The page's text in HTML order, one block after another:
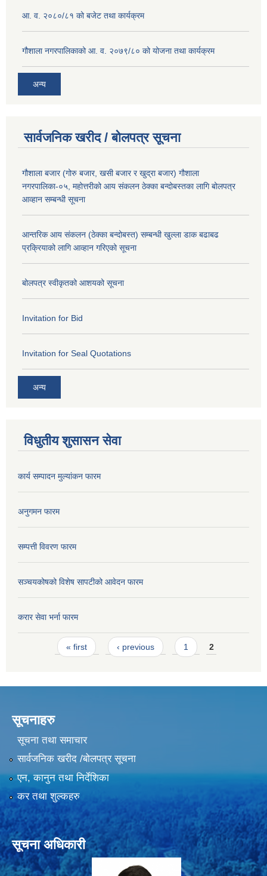
आ. व. २०८०/८१ को बजेट तथा कार्यक्रम
गौशाला नगरपालिकाको आ. व. २०७९/८० को योजना तथा कार्यक्रम
अन्य
सार्वजनिक खरीद / बोलपत्र सूचना
गौशाला बजार (गोरु बजार, खसी बजार र खुद्रा बजार) गौशाला
नगरपालिका-०५, महोत्तरीको आय संकलन ठेक्का बन्दोबस्तका लागि बोलपत्र
आव्हान सम्बन्धी सूचना
आन्तरिक आय संकलन (ठेक्का बन्दोबस्त) सम्बन्धी खुल्ला डाक बढाबढ
प्रक्रियाको लागि आव्हान गरिएको सूचना
बोलपत्र स्वीकृतको आशयको सूचना
Invitation for Bid
Invitation for Seal Quotations
अन्य
विधुतीय शुसासन सेवा
कार्य सम्पादन मुल्यांकन फारम
अनुगमन फारम
सम्पत्ती विवरण फारम
सञ्चयकोषको विशेष सापटीको आवेदन फारम
करार सेवा भर्ना फारम
Pages« first ‹ previous 1 2
सूचनाहरु
सूचना तथा समाचार
सार्वजनिक खरीद /बोलपत्र सूचना
एन, कानुन तथा निर्देशिका
कर तथा शुल्कहरु
सूचना अधिकारी